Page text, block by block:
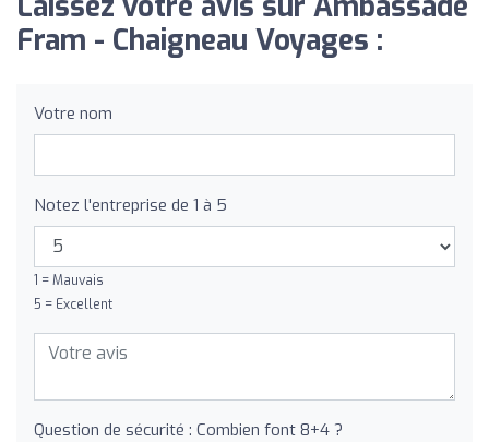
Fram - Chaigneau Voyages :
Votre nom
Notez l'entreprise de 1 à 5
1 = Mauvais
5 = Excellent
Question de sécurité : Combien font 8+4 ?